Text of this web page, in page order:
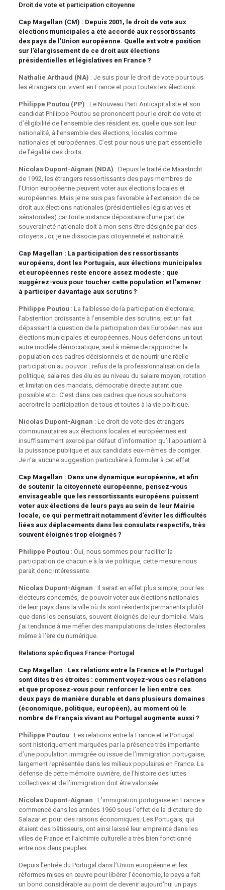
Droit de vote et participation citoyenne
Cap Magellan (CM) : Depuis 2001, le droit de vote aux
élections municipales a été accordé aux ressortissants
des pays de l’Union européenne. Quelle est votre position
sur l’élargissement de ce droit aux élections
présidentielles et législatives en France ?
Nathalie Arthaud (NA) : Je suis pour le droit de vote pour tous
les étrangers qui vivent en France et pour toutes les élections.
Philippe Poutou (PP) : Le Nouveau Parti Anticapitaliste et son
candidat Philippe Poutou se prononcent pour le droit de vote et
d’éligibilité de l’ensemble des résident.es, quelle que soit leur
nationalité, à l’ensemble des élections, locales comme
nationales et européennes. C’est pour nous une part essentielle
de l’égalité des droits.
Nicolas Dupont-Aignan (NDA) : Depuis le traité de Maastricht
de 1992, les étrangers ressortissants des pays membres de
l’Union européenne peuvent voter aux élections locales et
européennes. Mais je ne suis pas favorable à l’extension de ce
droit aux élections nationales (présidentielles législatives et
sénatoriales) car toute instance dépositaire d’une part de
souveraineté nationale doit à mon sens être désignée par des
citoyens ; or, je ne dissocie pas citoyenneté et nationalité.
Cap Magellan : La participation des ressortissants
européens, dont les Portugais, aux élections municipales
et européennes reste encore assez modeste : que
suggérez-vous pour toucher cette population et l’amener
à participer davantage aux scrutins ?
Philippe Poutou : La faiblesse de la participation électorale,
l’abstention croissante à l’ensemble des scrutins, est un fait
dépassant la question de la participation des Européen.nes aux
élections municipales et européennes. Nous défendons un tout
autre modèle démocratique, seul à même de rapprocher la
population des cadres décisionnels et de nourrir une réelle
participation au pouvoir : refus de la professionnalisation de la
politique, salaires des élu.es au niveau du salaire moyen, rotation
et limitation des mandats, démocratie directe autant que
possible etc.. C’est dans ces cadres que nous souhaitons
accroitre la participation de tous et toutes à la vie politique.
Nicolas Dupont-Aignan : Le droit de vote des étrangers
communautaires aux élections locales et européennes est
insuffisamment exercé par défaut d’information qu’il appartient à
la puissance publique et aux candidats eux-mêmes de corriger.
Je n’ai aucune suggestion particulière à formuler à cet effet.
Cap Magellan : Dans une dynamique européenne, et afin
de soutenir la citoyenneté européenne, pensez-vous
envisageable que les ressortissants européens puissent
voter aux élections de leurs pays au sein de leur Mairie
locale, ce qui permettrait notamment d’éviter les difficultés
liées aux déplacements dans les consulats respectifs, très
souvent éloignés trop éloignés ?
Philippe Poutou : Oui, nous sommes pour faciliter la
participation de chacun.e à la vie politique, cette mesure nous
paraît donc intéressante.
Nicolas Dupont-Aignan : Il serait en effet plus simple, pour les
électeurs concernés, de pouvoir voter aux élections nationales
de leur pays dans la ville où ils sont résidents permanents plutôt
que dans les consulats, souvent éloignés de leur domicile. Mais
j’ai tendance à me méfier des manipulations de listes électorales
même à l’ère du numérique.
Relations spécifiques France-Portugal
Cap Magellan : Les relations entre la France et le Portugal
sont dites très étroites : comment voyez-vous ces relations
et que proposez-vous pour renforcer le lien entre ces
deux pays de manière durable et dans plusieurs domaines
(économique, politique, européen), au moment où le
nombre de Français vivant au Portugal augmente aussi ?
Philippe Poutou : Les relations entre la France et le Portugal
sont historiquement marquées par la présence très importante
d’une population immigrée ou issue de l’immigration portugaise,
largement représentée dans les milieux populaires en France. La
défense de cette mémoire ouvrière, de l’histoire des luttes
collectives et de l’immigration doit être valorisée.
Nicolas Dupont-Aignan : L’immigration portugaise en France a
commencé dans les années 1960 sous l’effet de la dictature de
Salazar et pour des raisons économiques. Les Portugais, qui
étaient des bâtisseurs, ont ainsi laissé leur empreinte dans les
villes de France et l’alchimie culturelle a très bien fonctionné
entre nos deux peuples.
Depuis l’entrée du Portugal dans l’Union européenne et les
réformes mises en œuvre pour libérer l’économie, le pays a fait
un bond considérable au point de devenir aujourd’hui un pays